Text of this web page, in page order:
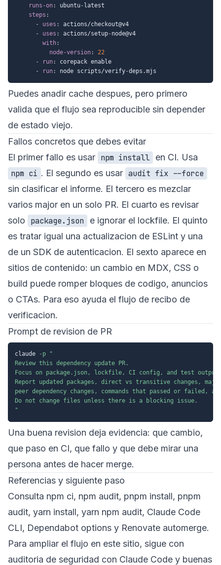
runs-on: ubuntu- latest
steps :
-
uses :
actions/checkout@v4
-
uses : actions/setup-node@v4
with:
node-version:
22
-
run:
corepack enable
-
run: node scripts/verify-
Puedes anadir cache despues, pero primero
valida que el flujo sea reproducible sin depender
de estado viejo.
Fallos concretos que debes evitar
El primer fallo es usar npm install
en CI. Usa
npm ci . El segundo es usar audit fix --force
sin clasificar el informe. El tercero es mezclar
varios major en un solo PR. El cuarto es revisar
solo
package.json
e ignorar el lockfile. El quinto
es tratar igual una actualizacion de ESLint y una
de un SDK de autenticacion. El sexto aparece en
sitios de contenido: un cambio en MDX, CSS o
build puede romper bloques de codigo, anuncios
o CTAs. Para eso ayuda el flujo de recibo de
verificacion.
Prompt de revision de PR
claude -p
"
Review this dependency update PR.
Focus on package.json, lockfile, CI config, and test
Report updated packages, direct vs transitive changes,
peer dependency changes, commands that passed or failed,
Do not change files unless there is a blocking issue.
"
Una buena revision deja evidencia: que cambio,
que paso en CI, que fallo y que debe mirar una
persona antes de hacer merge.
Referencias y siguiente paso
Consulta npm ci, npm audit, pnpm install, pnpm
audit, yarn install, yarn npm audit, Claude Code
CLI, Dependabot options y Renovate automerge.
Para ampliar el flujo en este sitio, sigue con
auditoria de seguridad con Claude Code y buenas